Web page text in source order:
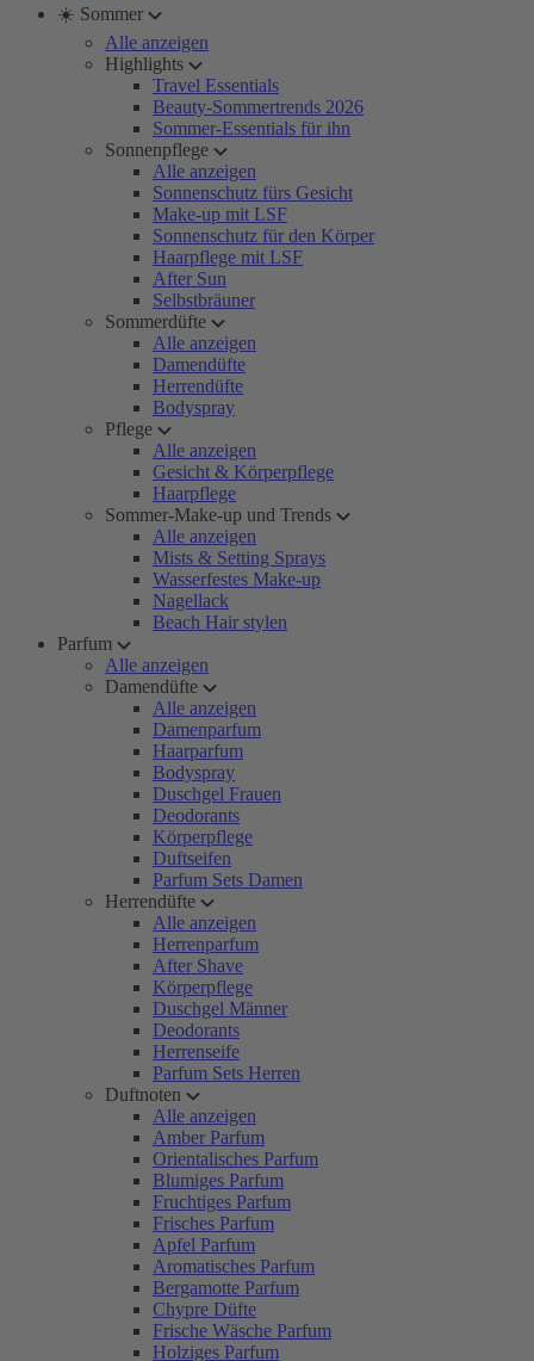
☀️ Sommer
Alle anzeigen
Highlights
Travel Essentials
Beauty-Sommertrends 2026
Sommer-Essentials für ihn
Sonnenpflege
Alle anzeigen
Sonnenschutz fürs Gesicht
Make-up mit LSF
Sonnenschutz für den Körper
Haarpflege mit LSF
After Sun
Selbstbräuner
Sommerdüfte
Alle anzeigen
Damendüfte
Herrendüfte
Bodyspray
Pflege
Alle anzeigen
Gesicht & Körperpflege
Haarpflege
Sommer-Make-up und Trends
Alle anzeigen
Mists & Setting Sprays
Wasserfestes Make-up
Nagellack
Beach Hair stylen
Parfum
Alle anzeigen
Damendüfte
Alle anzeigen
Damenparfum
Haarparfum
Bodyspray
Duschgel Frauen
Deodorants
Körperpflege
Duftseifen
Parfum Sets Damen
Herrendüfte
Alle anzeigen
Herrenparfum
After Shave
Körperpflege
Duschgel Männer
Deodorants
Herrenseife
Parfum Sets Herren
Duftnoten
Alle anzeigen
Amber Parfum
Orientalisches Parfum
Blumiges Parfum
Fruchtiges Parfum
Frisches Parfum
Apfel Parfum
Aromatisches Parfum
Bergamotte Parfum
Chypre Düfte
Frische Wäsche Parfum
Holziges Parfum